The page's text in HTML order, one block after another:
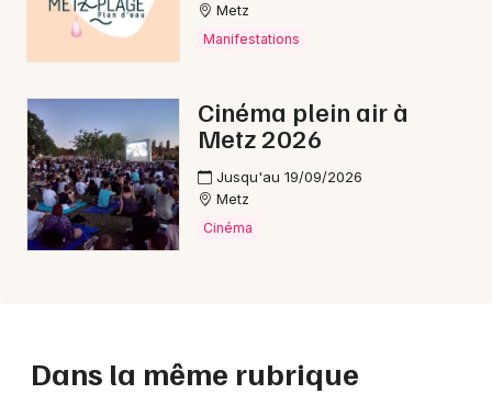
Metz
Manifestations
Cinéma plein air à
Metz 2026
Jusqu'au 19/09/2026
Metz
Cinéma
Dans la même rubrique